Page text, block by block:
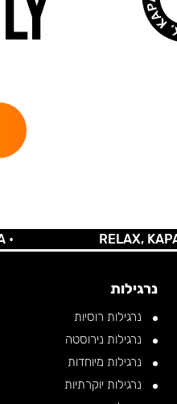
RELAX, KAPARA •
נרגילות
נרגילות רוסיות
נרגילות נירוסטה
נרגילות מיוחדות
נרגילות יוקרתיות